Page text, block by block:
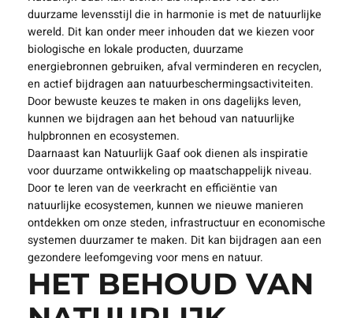
duurzame levensstijl die in harmonie is met de natuurlijke
wereld. Dit kan onder meer inhouden dat we kiezen voor
biologische en lokale producten, duurzame
energiebronnen gebruiken, afval verminderen en recyclen,
en actief bijdragen aan natuurbeschermingsactiviteiten.
Door bewuste keuzes te maken in ons dagelijks leven,
kunnen we bijdragen aan het behoud van natuurlijke
hulpbronnen en ecosystemen.
Daarnaast kan Natuurlijk Gaaf ook dienen als inspiratie
voor duurzame ontwikkeling op maatschappelijk niveau.
Door te leren van de veerkracht en efficiëntie van
natuurlijke ecosystemen, kunnen we nieuwe manieren
ontdekken om onze steden, infrastructuur en economische
systemen duurzamer te maken. Dit kan bijdragen aan een
gezondere leefomgeving voor mens en natuur.
HET BEHOUD VAN